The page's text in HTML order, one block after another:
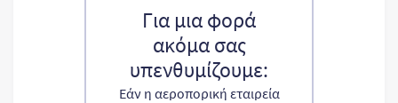
Για μια φορά
ακόμα σας
υπενθυμίζουμε:
Εάν η αεροπορική εταιρεία